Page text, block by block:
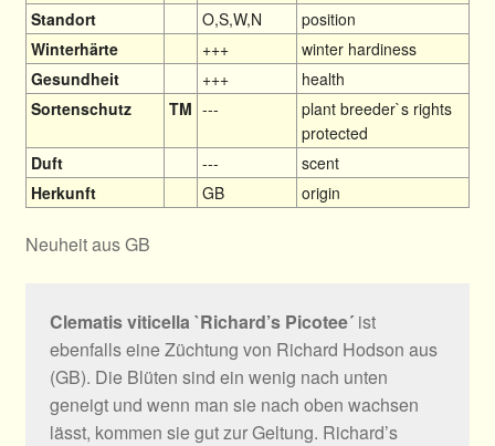
Standort
O,S,W,N
position
Winterhärte
+++
winter hardiness
Gesundheit
+++
health
Sortenschutz
TM ---
plant breeder`s rights
protected
Duft
---
scent
Herkunft
GB origin
Neuheit aus GB
Clematis viticella `Richard’s Picotee´ ist
ebenfalls eine Züchtung von Richard Hodson aus
(GB). Die Blüten sind ein wenig nach unten
geneigt und wenn man sie nach oben wachsen
lässt, kommen sie gut zur Geltung. Richard’s